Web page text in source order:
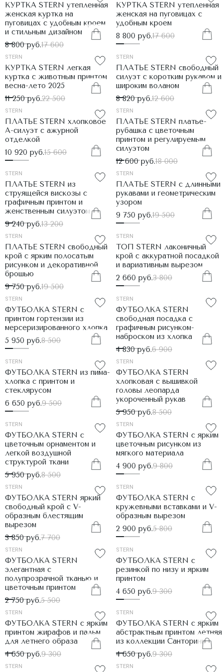
КУРТКА STERN утепленная
женская куртка на
пуговицах с удобным кроем
и стильным дизайном
8 800 руб.17 600
КУРТКА STERN утепленная
женская на пуговицах с
удобным кроем
8 800 руб.17 600
STERN
КУРТКА STERN легкая
куртка с животным принтом
весна-лето 2025
11 250 руб.22 500
STERN
ПЛАТЬЕ STERN свободный
силуэт с коротким рукавом и
широким воланом
8 820 руб.12 600
STERN
ПЛАТЬЕ STERN хлопковое
А-силуэт с ажурной
отделкой
10 920 руб.15 600
STERN
ПЛАТЬЕ STERN платье-
рубашка с цветочным
принтом и регулируемым
силуэтом
12 600 руб.18 000
STERN
ПЛАТЬЕ STERN из
струящейся вискозы с
графичным принтом и
женственным силуэтом
9 240 руб.13 200
STERN
ПЛАТЬЕ STERN с длинными
рукавами и геометрическим
узором
9 750 руб.19 500
STERN
ПЛАТЬЕ STERN свободный
крой с ярким полосатым
рисунком и декоративной
брошью
9 750 руб.19 500
STERN
ТОП STERN лаконичный
крой с аккуратной посадкой
и вариативным вырезом
2 660 руб.3 800
STERN
ФУТБОЛКА STERN с
принтом гортензии из
мерсеризированного хлопка
5 950 руб.8 500
STERN
ФУТБОЛКА STERN
свободная посадка с
графичным рисунком-
наброском из хлопка
4 830 руб.6 900
STERN
ФУТБОЛКА STERN из пима-
хлопка с принтом и
стеклярусом
6 650 руб.9 500
STERN
ФУТБОЛКА STERN
хлопковая с вышивкой
головы леопарда
укороченный рукав
5 950 руб.8 500
STERN
ФУТБОЛКА STERN с
цветочным орнаментом и
легкой воздушной
структурой ткани
5 950 руб.8 500
STERN
ФУТБОЛКА STERN с ярким
цветочным рисунком из
мягкого материала
4 900 руб.9 800
STERN
ФУТБОЛКА STERN яркий
свободный крой с V-
образным блестящим
вырезом
3 850 руб.7 700
STERN
ФУТБОЛКА STERN с
кружевными вставками и V-
образным вырезом
2 900 руб.5 800
STERN
ФУТБОЛКА STERN
элегантная с
полупрозрачной тканью и
цветочным принтом
2 750 руб.5 500
STERN
ФУТБОЛКА STERN с
резинкой по низу и ярким
принтом
4 650 руб.9 300
STERN
ФУТБОЛКА STERN с ярким
принтом жирафов и пальм
для летнего образа
4 650 руб.9 300
STERN
ФУТБОЛКА STERN с ярким
абстрактным принтом летняя
из коллекции Санторини
4 650 руб.9 300
STERN STERN